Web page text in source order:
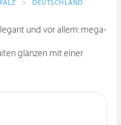
> DEUTSCHLAND
und vor allem: mega-
glänzen mit einer